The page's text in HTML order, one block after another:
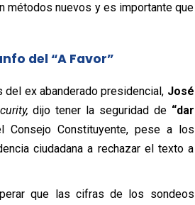
métodos nuevos y es importante que
del “A Favor”
ex abanderado presidencial, José
dijo tener la seguridad de “dar
Constituyente, pese a los
ciudadana a rechazar el texto a
que las cifras de los sondeos